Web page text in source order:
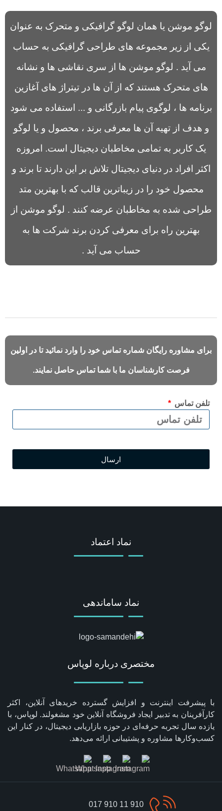
لوگو موشن یا همان لوگو گرافیکی و متحرک به عنوان
یکی از زیر مجموعه های طراحی گرافیکی به حساب
می آید . لوگو موشن ها از سری نقاشی ها و نشانه
های متحرک هستند که از آن ها در تیتراژ های آغازین
برنامه ها ، لوگوی پیام بازرگانی و ... استفاده می شود
و هدف از تهیه آن ها معرفی برند ، محصول و یا لوگو
یک کاربر به تمامی مخاطبان دیجیتال است. امروزه
اکثر افراد در دنیای دیجیتال تلاش بر این دارند تا برند و
محصول خود را در زیباترین قالب که با بهترین متد
طراحی شده به مخاطبان عرضه کنند . لوگو موشن از
بهترین راه برای معرفی کردن برند شرکت ها به
حساب می آید .
برای مشاوره رایگان شماره تماس خود را وارد نمائید تا در اولین
فرصت کارشناسان ما با شما تماس حاصل نمایند.
تلفن تماس
ارسال
مختصری درباره لوپاس
با پیشرفت اینترنت و افزایش گسترده خریدهای آنلاین، اکثر
کارآفرینان به تدبیر ایجاد فروشگاه آنلاین خود مشغولند. لوپاس، با
یازده سال تجربه حرفه‌ای در حوزه بازاریابی دیجیتال، در کنار این
کسب‌وکارها مشاوره و پشتیبانی ارائه می‌دهد.
نماد اعتماد
نماد ساماندهی
910 11 910 017